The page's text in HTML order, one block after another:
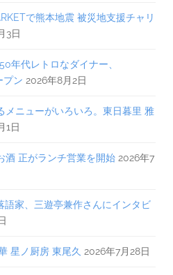
で熊本地震 被災地支援チャリ
3日
年代レトロなダイナー、
プン 2026年8月2日
メニューがいろいろ。東日暮里 雅
1日
酒 正がランチ営業を開始 2026年7
語家、三遊亭兼作さんにインタビ
星ノ厨房 東尾久 2026年7月28日